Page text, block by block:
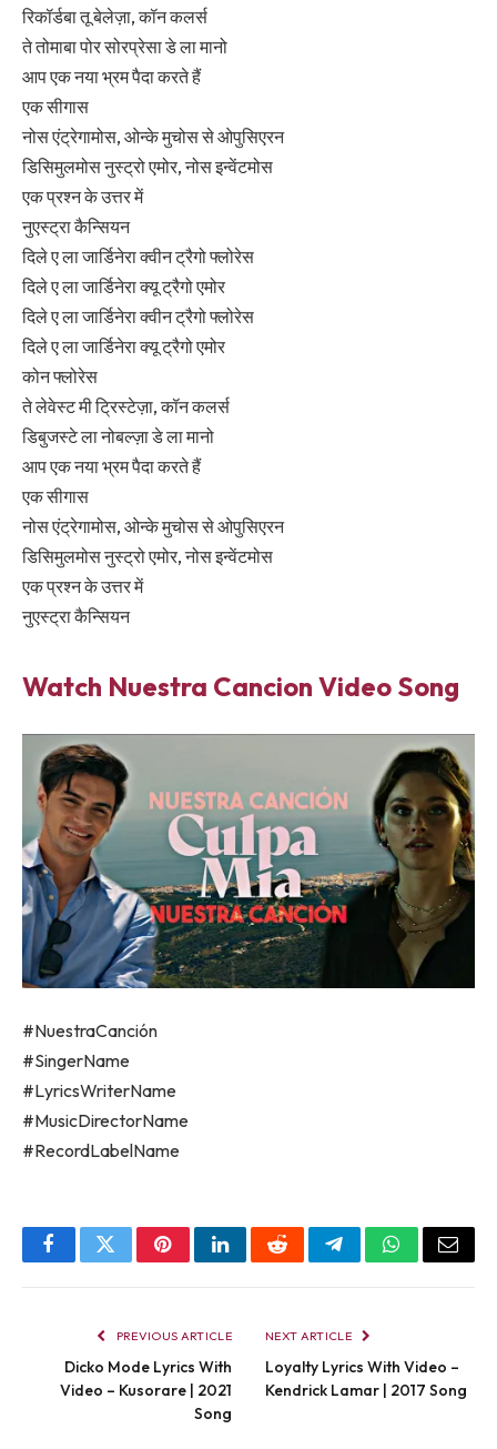
रिकॉर्डबा तू बेलेज़ा, कॉन कलर्स
ते तोमाबा पोर सोरप्रेसा डे ला मानो
आप एक नया भ्रम पैदा करते हैं
एक सीगास
नोस एंट्रेगामोस, ओन्के मुचोस से ओपुसिएरन
डिसिमुलमोस नुस्ट्रो एमोर, नोस इन्वेंटमोस
एक प्रश्न के उत्तर में
नुएस्ट्रा कैन्सियन
दिले ए ला जार्डिनेरा क्वीन ट्रैगो फ्लोरेस
दिले ए ला जार्डिनेरा क्यू ट्रैगो एमोर
दिले ए ला जार्डिनेरा क्वीन ट्रैगो फ्लोरेस
दिले ए ला जार्डिनेरा क्यू ट्रैगो एमोर
कोन फ्लोरेस
ते लेवेस्ट मी ट्रिस्टेज़ा, कॉन कलर्स
डिबुजस्टे ला नोबल्ज़ा डे ला मानो
आप एक नया भ्रम पैदा करते हैं
एक सीगास
नोस एंट्रेगामोस, ओन्के मुचोस से ओपुसिएरन
डिसिमुलमोस नुस्ट्रो एमोर, नोस इन्वेंटमोस
एक प्रश्न के उत्तर में
नुएस्ट्रा कैन्सियन
Watch Nuestra Cancion Video Song
#NuestraCanción
#SingerName
#LyricsWriterName
#MusicDirectorName
#RecordLabelName
FacebookTwitterPinterestLinkedInRedditTelegramWhatsApp
Email
PREVIOUS ARTICLE
Dicko Mode Lyrics With
Video – Kusorare | 2021
Song
NEXT ARTICLE
Loyalty Lyrics With Video –
Kendrick Lamar | 2017 Song